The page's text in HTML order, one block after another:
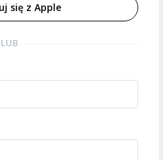
się z Apple
LUB